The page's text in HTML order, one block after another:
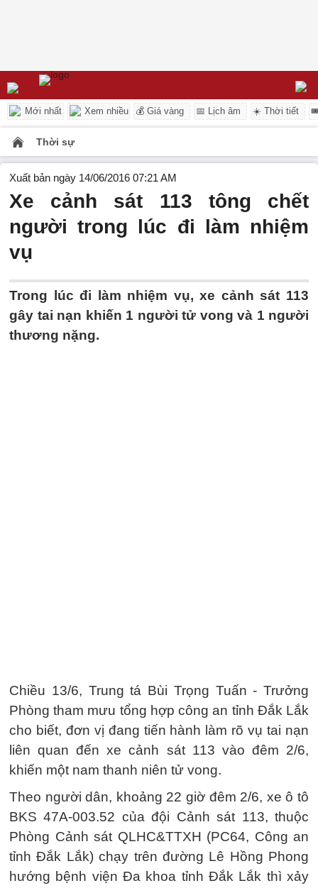
Mới nhất Xem nhiều 💰 Giá vàng 📅 Lịch âm ☀️ Thời tiết
Thời sự
Xuất bản ngày 14/06/2016 07:21 AM
Xe cảnh sát 113 tông chết
người trong lúc đi làm nhiệm
vụ
Trong lúc đi làm nhiệm vụ, xe cảnh sát 113
gây tai nạn khiến 1 người tử vong và 1 người
thương nặng.
Chiều 13/6, Trung tá Bùi Trọng Tuấn - Trưởng
Phòng tham mưu tổng hợp công an tỉnh Đắk Lắk
cho biết, đơn vị đang tiến hành làm rõ vụ tai nạn
liên quan đến xe cảnh sát 113 vào đêm 2/6,
khiến một nam thanh niên tử vong.
Theo người dân, khoảng 22 giờ đêm 2/6, xe ô tô
BKS 47A-003.52 của đội Cảnh sát 113, thuộc
Phòng Cảnh sát QLHC&TTXH (PC64, Công an
tỉnh Đắk Lắk) chạy trên đường Lê Hồng Phong
hướng bệnh viện Đa khoa tỉnh Đắk Lắk thì xảy